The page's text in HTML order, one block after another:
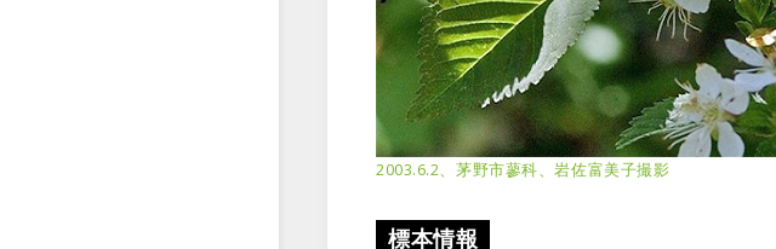
2003.6.2、茅野市蓼科、岩佐富美子撮影
標本情報